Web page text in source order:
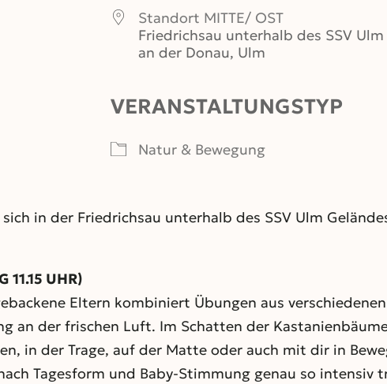
iCalendar Office 365
Standort MITTE/ OST
Friedrichsau unterhalb des SSV Ulm
an der Donau, Ulm
VERANSTALTUNGSTYP
Natur & Bewegung
in der Friedrichsau unterhalb des SSV Ulm
11.15 UHR)
Eltern kombiniert Übungen aus
an der frischen Luft. Im Schatten der
in der Trage, auf der Matte oder auch mit dir in
Tagesform und Baby‑Stimmung genau so